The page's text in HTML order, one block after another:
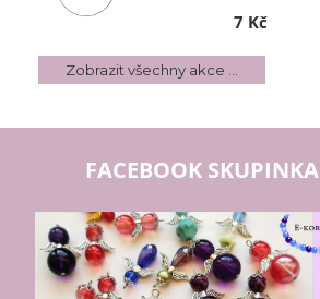
7 Kč
Zobrazit všechny akce ...
FACEBOOK SKUPINKA